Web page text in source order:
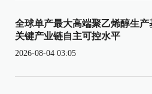
全球单产最大高端聚乙烯醇生
关键产业链自主可控水平
2026-08-04 03:05